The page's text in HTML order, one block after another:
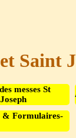
Saint
messes St
& Formulaires-